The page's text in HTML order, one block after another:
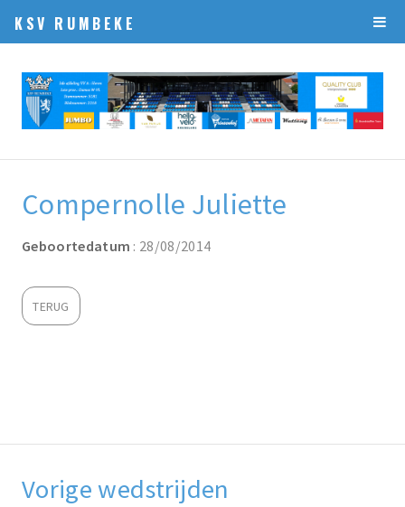
KSV RUMBEKE
Compernolle Juliette
Geboortedatum : 28/08/2014
TERUG
Vorige wedstrijden